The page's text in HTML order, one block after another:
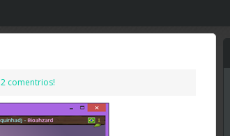
2 comentrios!